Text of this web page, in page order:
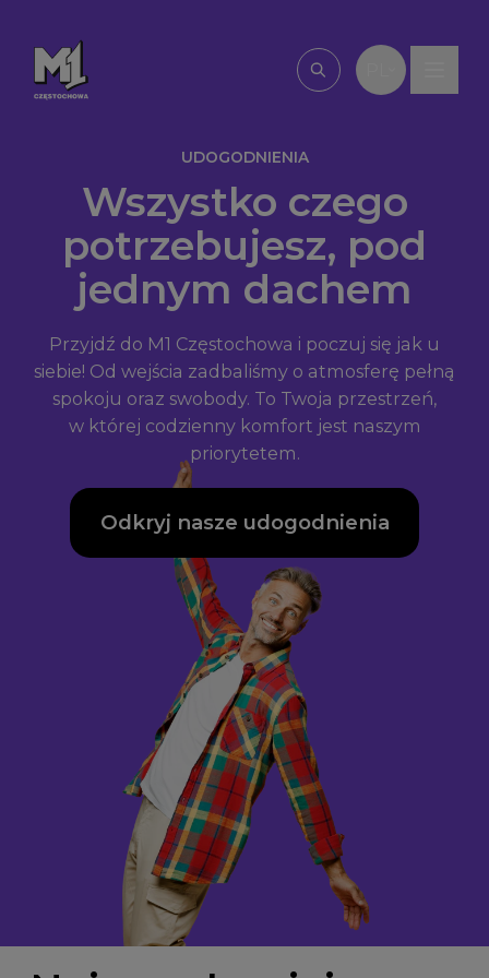
Wpisz, czego
UDOGODNIENIA
Wszystko czego
potrzebujesz, pod
jednym dachem
Przyjdź do M1 Częstochowa i poczuj się jak u
siebie! Od wejścia zadbaliśmy o atmosferę pełną
spokoju oraz swobody. To Twoja przestrzeń,
w której codzienny komfort jest naszym
priorytetem.
Odkryj nasze udogodnienia